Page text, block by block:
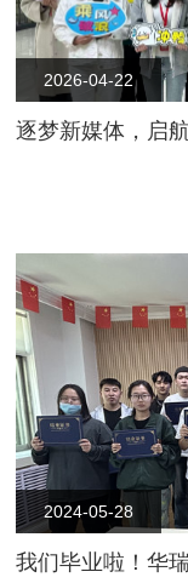
2026-04-22
2024-05-28
我们毕业啦！华